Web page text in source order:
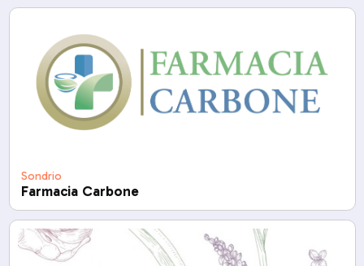
Sondrio
Farmacia Carbone